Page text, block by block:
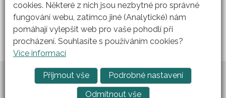
Vytvořil
ARGON systems
Tvorba webových stránekRAZ DVA WEB
cookies. Některé z nich jsou nezbytné pro správné
fungování webu, zatímco jiné (Analytické) nám
pomáhají vylepšit web pro vaše pohodlí při
procházení. Souhlasíte s používáním cookies?
Více informací
Přijmout vše
Podrobné nastavení
Odmítnout vše